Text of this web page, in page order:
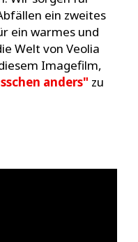
ein zweites
ein warmes und
Welt von Veolia
Imagefilm,
anders" zu